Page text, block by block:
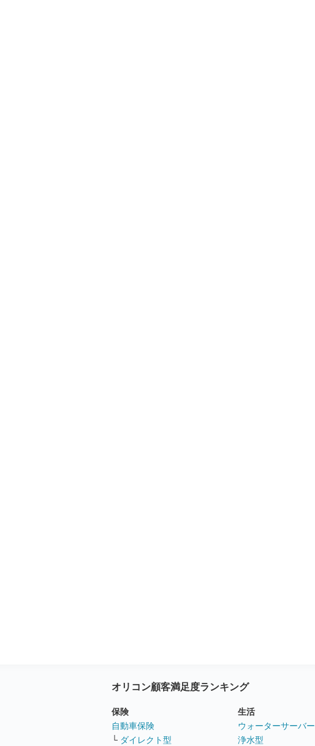
オリコン顧客満足度ランキング
保険
自動車保険
└ ダイレクト型
生活
ウォーターサーバー
浄水型